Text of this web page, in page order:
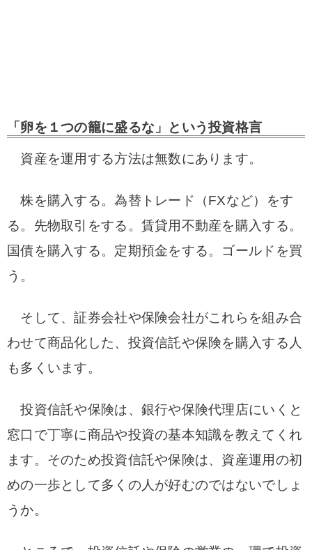
「卵を１つの籠に盛るな」という投資格言
資産を運用する方法は無数にあります。
株を購入する。為替トレード（FXなど）をす
る。先物取引をする。賃貸用不動産を購入する。
国債を購入する。定期預金をする。ゴールドを買
う。
そして、証券会社や保険会社がこれらを組み合
わせて商品化した、投資信託や保険を購入する人
も多くいます。
投資信託や保険は、銀行や保険代理店にいくと
窓口で丁寧に商品や投資の基本知識を教えてくれ
ます。そのため投資信託や保険は、資産運用の初
めの一歩として多くの人が好むのではないでしょ
うか。